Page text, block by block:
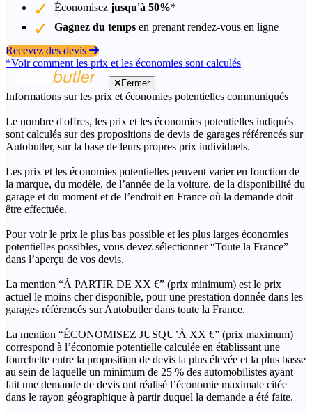
Économisez jusqu'à 50%*
Gagnez du temps en prenant rendez-vous en ligne
Recevez des devis
*Voir comment les prix et les économies sont calculés
Fermer
Informations sur les prix et économies potentielles communiqués
Le nombre d'offres, les prix et les économies potentielles indiqués
sont calculés sur des propositions de devis de garages référencés sur
Autobutler, sur la base de leurs propres prix individuels.
Les prix et les économies potentielles peuvent varier en fonction de
la marque, du modèle, de l’année de la voiture, de la disponibilité du
garage et du moment et de l’endroit en France où la demande doit
être effectuée.
Pour voir le prix le plus bas possible et les plus larges économies
potentielles possibles, vous devez sélectionner “Toute la France”
dans l’aperçu de vos devis.
La mention “À PARTIR DE XX €” (prix minimum) est le prix
actuel le moins cher disponible, pour une prestation donnée dans les
garages référencés sur Autobutler dans toute la France.
La mention “ÉCONOMISEZ JUSQU’À XX €” (prix maximum)
correspond à l’économie potentielle calculée en établissant une
fourchette entre la proposition de devis la plus élevée et la plus basse
au sein de laquelle un minimum de 25 % des automobilistes ayant
fait une demande de devis ont réalisé l’économie maximale citée
dans le rayon géographique à partir duquel la demande a été faite.